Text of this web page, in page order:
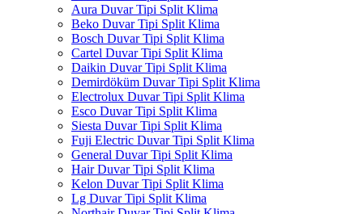
Aura Duvar Tipi Split Klima
Beko Duvar Tipi Split Klima
Bosch Duvar Tipi Split Klima
Cartel Duvar Tipi Split Klima
Daikin Duvar Tipi Split Klima
Demirdöküm Duvar Tipi Split Klima
Electrolux Duvar Tipi Split Klima
Esco Duvar Tipi Split Klima
Siesta Duvar Tipi Split Klima
Fuji Electric Duvar Tipi Split Klima
General Duvar Tipi Split Klima
Hair Duvar Tipi Split Klima
Kelon Duvar Tipi Split Klima
Lg Duvar Tipi Split Klima